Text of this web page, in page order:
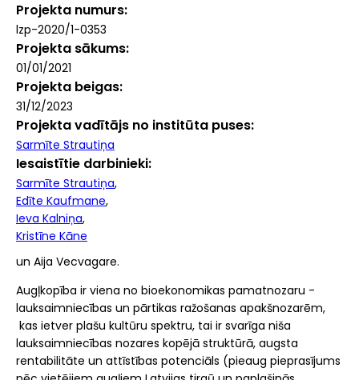
Projekta numurs
lzp-2020/1-0353
Projekta sākums
01/01/2021
Projekta beigas
31/12/2023
Projekta vadītājs no institūta puses
Sarmīte Strautiņa
Iesaistītie darbinieki
Sarmīte Strautiņa
Edīte Kaufmane
Ieva Kalniņa
Kristīne Kāne
un Aija Vecvagare.
Augļkopība ir viena no bioekonomikas pamatnozaru -
lauksaimniecības un pārtikas ražošanas apakšnozarēm,
kas ietver plašu kultūru spektru, tai ir svarīga niša
lauksaimniecības nozares kopējā struktūrā, augsta
rentabilitāte un attīstības potenciāls (pieaug pieprasījums